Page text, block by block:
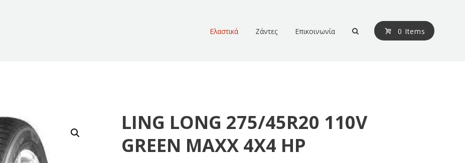
Ελαστικά Ζάντες Επικοινωνία 0 Items
LING LONG 275/45R20 110V
GREEN MAXX 4X4 HP